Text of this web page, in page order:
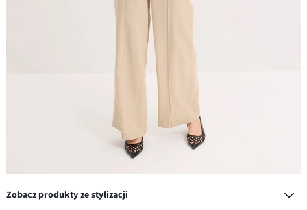
Zobacz produkty ze stylizacji